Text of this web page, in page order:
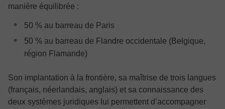
manière équilibrée :
50 % au barreau de Paris
50 % au barreau de Flandre occidentale (Belgique,
région Flamande)
Son implantation à la frontière, sa maîtrise de trois langues
(français, néerlandais, anglais) et sa connaissance des
deux systèmes juridiques lui permettent d’accompagner